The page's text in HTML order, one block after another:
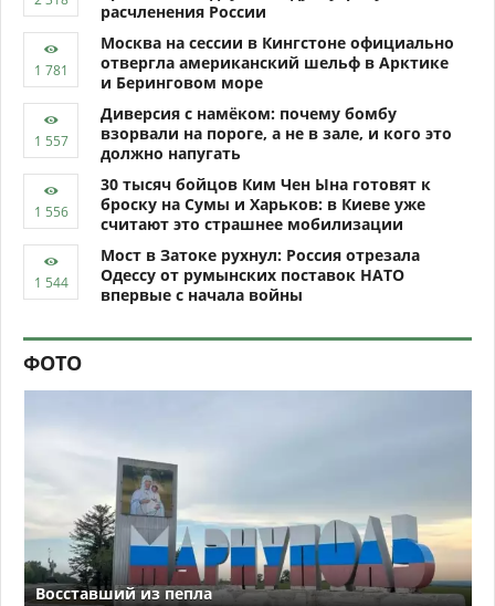
расчленения России
Москва на сессии в Кингстоне официально
отвергла американский шельф в Арктике
и Беринговом море
Диверсия с намёком: почему бомбу
взорвали на пороге, а не в зале, и кого это
должно напугать
30 тысяч бойцов Ким Чен Ына готовят к
броску на Сумы и Харьков: в Киеве уже
считают это страшнее мобилизации
Мост в Затоке рухнул: Россия отрезала
Одессу от румынских поставок НАТО
впервые с начала войны
ФОТО
Восставший из пепла